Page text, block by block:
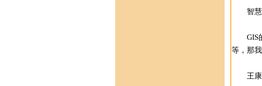
智慧
GIS的
等，那
王康弘